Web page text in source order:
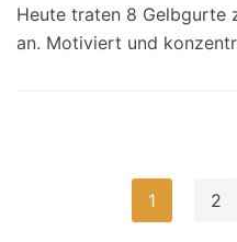
Heute traten 8 Gelbgurte
an. Motiviert und
1 2